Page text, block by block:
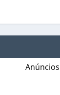
Anúncios